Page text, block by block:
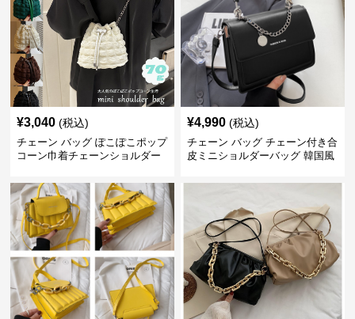
¥3,040 (税込)
チェーン バッグ ぽこぽこポップ
コーン巾着チェーンショルダー
¥4,990 (税込)
チェーン バッグ チェーン付き合
皮ミニショルダーバッグ 韓国風